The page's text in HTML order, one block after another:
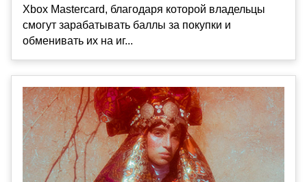
Xbox Mastercard, благодаря которой владельцы
смогут зарабатывать баллы за покупки и
обменивать их на иг...